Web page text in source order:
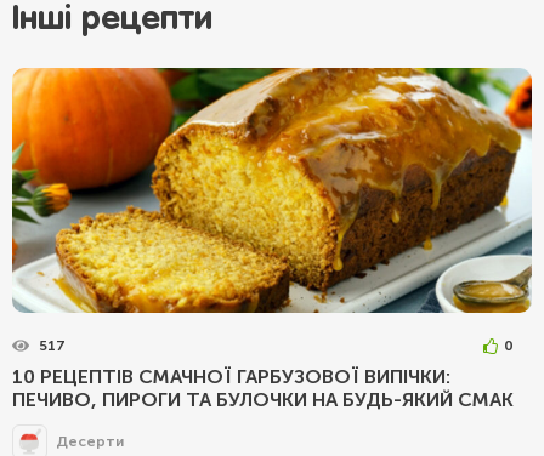
Інші рецепти
517 0
10 РЕЦЕПТІВ СМАЧНОЇ ГАРБУЗОВОЇ ВИПІЧКИ:
ПЕЧИВО, ПИРОГИ ТА БУЛОЧКИ НА БУДЬ-ЯКИЙ СМАК
Десерти